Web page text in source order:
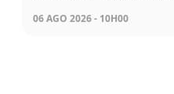
06 AGO 2026 - 10H00